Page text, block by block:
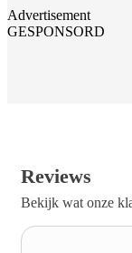
Advertisement
GESPONSORD
Reviews
Bekijk wat onze